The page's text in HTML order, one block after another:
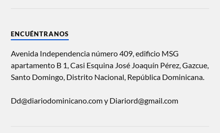
ENCUÉNTRANOS
Avenida Independencia número 409, edificio MSG
apartamento B 1, Casi Esquina José Joaquín Pérez, Gazcue,
Santo Domingo, Distrito Nacional, República Dominicana.
Dd@diariodominicano.com y Diariord@gmail.com